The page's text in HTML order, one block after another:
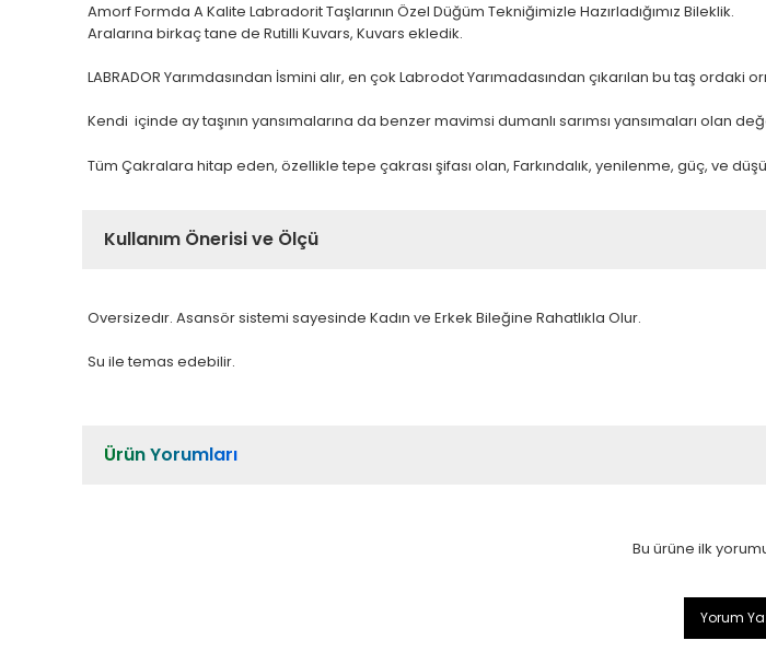
Amorf Formda A Kalite Labradorit Taşlarının Özel Düğüm Tekniğimizle Hazırladığımız Bileklik.
Aralarına birkaç tane de Rutilli Kuvars, Kuvars ekledik.
LABRADOR Yarımdasından İsmini alır, en çok Labrodot Yarımadasından çıkarılan bu taş ordaki
Kendi içinde ay taşının yansımalarına da benzer mavimsi dumanlı sarımsı yansımaları olan
Tüm Çakralara hitap eden, özellikle tepe çakrası şifası olan, Farkındalık, yenilenme, güç, ve
Kullanım Önerisi ve Ölçü
Oversizedır. Asansör sistemi sayesinde Kadın ve Erkek Bileğine Rahatlıkla Olur.
Su ile temas edebilir.
Ürün Yorumları
Bu ürüne ilk
Yorum